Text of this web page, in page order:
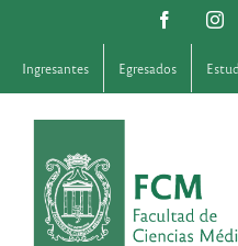
contenido
Facebook
Ingresantes Egresados